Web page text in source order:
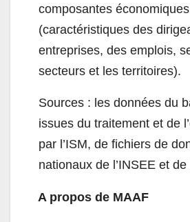
composantes
(caractéristiques des
entreprises, des emplois,
secteurs et les territoires).
Sources : les données du
issues du traitement et de
par l’ISM, de fichiers de
nationaux de l’INSEE et de
A propos de MAAF